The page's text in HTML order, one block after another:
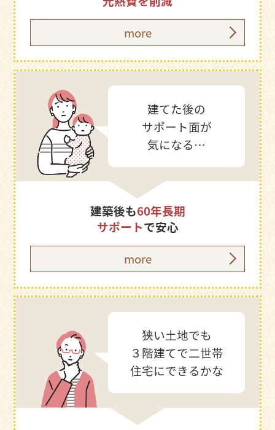
more
建てた後の
サポート面が
気になる…
建築後も60年長期
サポートで安心
more
狭い土地でも
３階建てで二世帯
住宅にできるかな